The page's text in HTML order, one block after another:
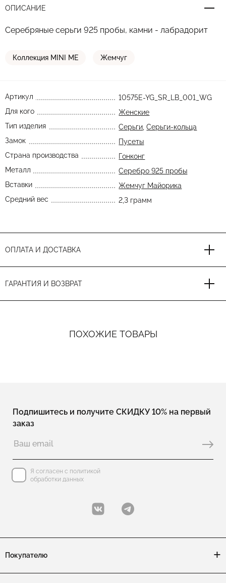
ОПИСАНИЕ
Серебряные серьги 925 пробы, камни - лабрадорит
Коллекция MINI ME Жемчуг
Артикул
10575E-YG_SR_LB_001_WG
Для кого
Женские
Тип изделия
Серьги ,Серьги-кольца
Замок
Пусеты
Страна производства
Гонконг
Металл
Серебро 925 пробы
Вставки
Жемчуг Майорика
Средний вес
2,3 грамм
ОПЛАТА И ДОСТАВКА
ГАРАНТИЯ И ВОЗВРАТ
ПОХОЖИЕ ТОВАРЫ
Подпишитесь и получите СКИДКУ 10% на первый
заказ
Я согласен с политикой
обработки данных
Покупателю